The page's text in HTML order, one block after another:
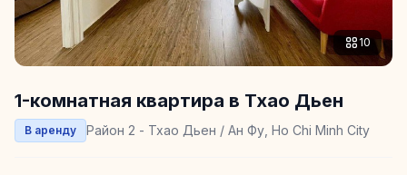
10
1-комнатная квартира в Тхао Дьен
В аренду Район 2 - Тхао Дьен / Ан Фу, Ho Chi Minh City